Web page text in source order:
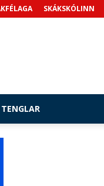
SKÁKSKÓLINN
TENGLAR